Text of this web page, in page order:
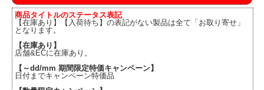
商品タイトルのステータス表記
【在庫あり】【入荷待ち】の表記がない製品は全て「お取り寄せ」
となります。
【在庫あり】
店舗&ECに在庫あり。
【～dd/mm 期間限定特価キャンペーン】
日付までキャンペーン特価品